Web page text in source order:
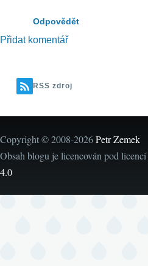
Odpovědět
Přidat komentář
RSS zdroj
Copyright © 2008-2026Petr Zemek
Obsah blogu je licencován pod licencí
4.0